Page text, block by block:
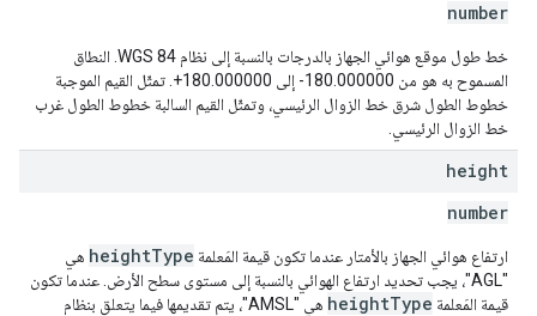
number
خط طول موقع هوائي الجهاز بالدرجات بالنسبة إلى نظام WGS 84. النطاق
المسموح به هو من ‎-180.000000 إلى ‎+180.000000. تمثّل القيم الموجبة
خطوط الطول شرق خط الزوال الرئيسي، وتمثّل القيم السالبة خطوط الطول غرب
خط الزوال الرئيسي.
height
number
ارتفاع هوائي الجهاز بالأمتار عندما تكون قيمة المَعلمة heightType هي
"AGL"، يجب تحديد ارتفاع الهوائي بالنسبة إلى مستوى سطح الأرض. عندما تكون
قيمة المَعلمة heightType
هي "AMSL"، يتم تقديمها فيما يتعلق بنظام